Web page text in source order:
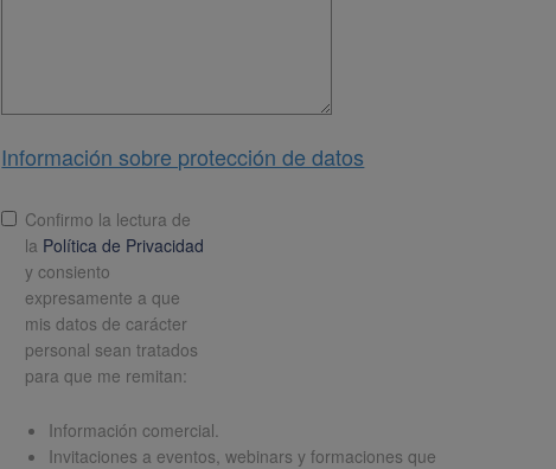
Información sobre protección de datos
LopdConfirmo la lectura de
la Política de Privacidad
y consiento
expresamente a que
mis datos de carácter
personal sean tratados
para que me remitan:
Información comercial.
Invitaciones a eventos, webinars y formaciones que